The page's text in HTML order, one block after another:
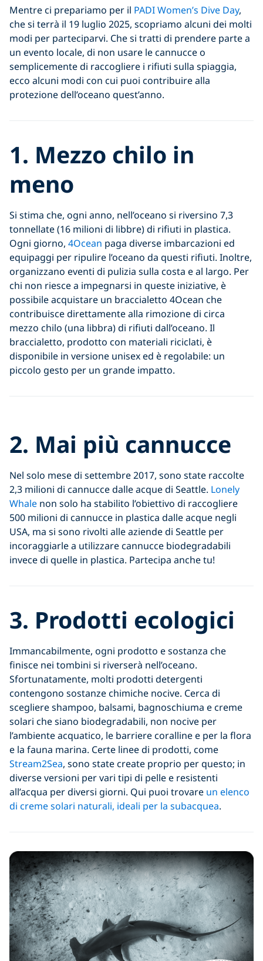
Mentre ci prepariamo per il PADI Women’s Dive Day,
che si terrà il 19 luglio 2025, scopriamo alcuni dei molti
modi per parteciparvi. Che si tratti di prendere parte a
un evento locale, di non usare le cannucce o
semplicemente di raccogliere i rifiuti sulla spiaggia,
ecco alcuni modi con cui puoi contribuire alla
protezione dell’oceano quest’anno.
1. Mezzo chilo in
meno
Si stima che, ogni anno, nell’oceano si riversino 7,3
tonnellate (16 milioni di libbre) di rifiuti in plastica.
Ogni giorno, 4Ocean paga diverse imbarcazioni ed
equipaggi per ripulire l’oceano da questi rifiuti. Inoltre,
organizzano eventi di pulizia sulla costa e al largo. Per
chi non riesce a impegnarsi in queste iniziative, è
possibile acquistare un braccialetto 4Ocean che
contribuisce direttamente alla rimozione di circa
mezzo chilo (una libbra) di rifiuti dall’oceano. Il
braccialetto, prodotto con materiali riciclati, è
disponibile in versione unisex ed è regolabile: un
piccolo gesto per un grande impatto.
YouTube video
2. Mai più cannucce
Nel solo mese di settembre 2017, sono state raccolte
2,3 milioni di cannucce dalle acque di Seattle. Lonely
Whale non solo ha stabilito l’obiettivo di raccogliere
500 milioni di cannucce in plastica dalle acque negli
USA, ma si sono rivolti alle aziende di Seattle per
incoraggiarle a utilizzare cannucce biodegradabili
invece di quelle in plastica. Partecipa anche tu!
3. Prodotti ecologici
Immancabilmente, ogni prodotto e sostanza che
finisce nei tombini si riverserà nell’oceano.
Sfortunatamente, molti prodotti detergenti
contengono sostanze chimiche nocive. Cerca di
scegliere shampoo, balsami, bagnoschiuma e creme
solari che siano biodegradabili, non nocive per
l’ambiente acquatico, le barriere coralline e per la flora
e la fauna marina. Certe linee di prodotti, come
Stream2Sea, sono state create proprio per questo; in
diverse versioni per vari tipi di pelle e resistenti
all’acqua per diversi giorni. Qui puoi trovare un elenco
di creme solari naturali, ideali per la subacquea.